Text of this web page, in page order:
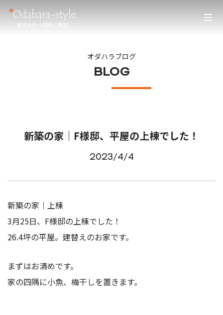
株式会社 小田原工務店
オダハラブログ
BLOG
新築の家｜F様邸、平屋の上棟でした！
2023/4/4
新築の家｜上棟
3月25日、F様邸の上棟でした！
26.4坪の平屋。建替えのお家です。
まずはお清めです。
家の四隅に小魚、梅干しを置きます。